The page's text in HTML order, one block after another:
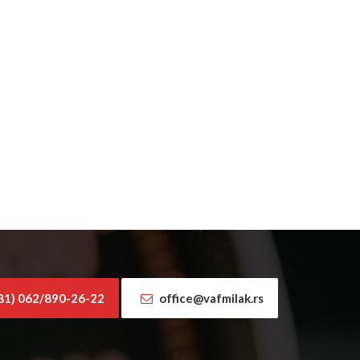
062/890-26-22 office@vafmilak.rs